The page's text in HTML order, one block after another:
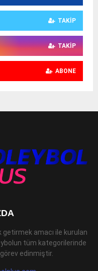
TAKIP
TAKIP
ABONE
getirmek amacı ile kurulan
tüm kategorilerinde
edinmiştir.